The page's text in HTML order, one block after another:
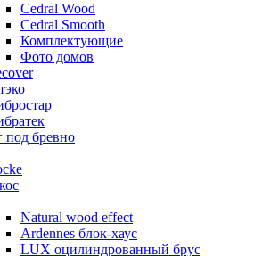
Cedral Wood
Cedral Smooth
Комплектующие
Фото домов
под бревно
Natural wood effect
Ardennes блок-хаус
LUX оцилиндрованный брус